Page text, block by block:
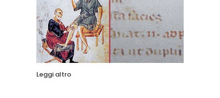
Leggi altro